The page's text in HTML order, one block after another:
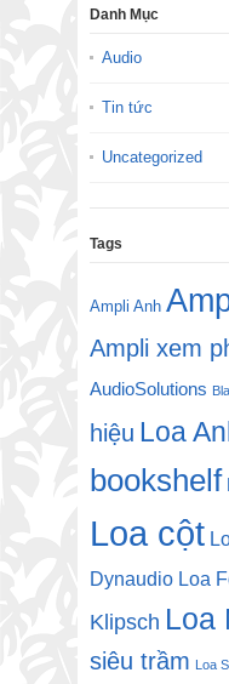
Danh Mục
Audio
Tin tức
Uncategorized
Tags
Ampli Anh
Ampli xem
AudioSolutions
hiệu Loa
bookshelf
Loa cột
Dynaudio Loa
Klipsch Loa
siêu trầm
Loa